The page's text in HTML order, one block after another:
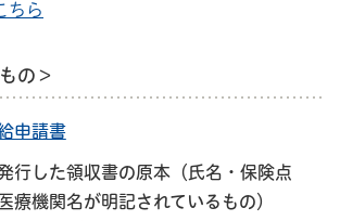
ちら
の＞
申請書
行した領収書の原本（氏名・保険点
療機関名が明記されているもの）